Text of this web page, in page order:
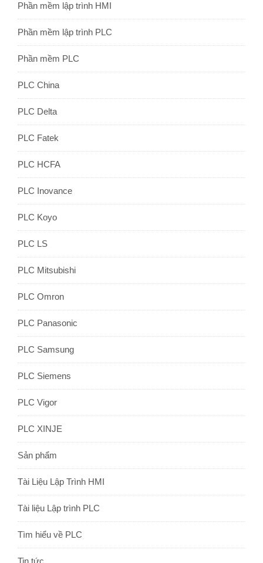
Phần mềm lập trình HMI
Phần mềm lập trình PLC
Phần mềm PLC
PLC China
PLC Delta
PLC Fatek
PLC HCFA
PLC Inovance
PLC Koyo
PLC LS
PLC Mitsubishi
PLC Omron
PLC Panasonic
PLC Samsung
PLC Siemens
PLC Vigor
PLC XINJE
Sản phẩm
Tài Liệu Lập Trình HMI
Tài liệu Lập trình PLC
Tìm hiểu về PLC
Tin tức